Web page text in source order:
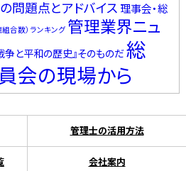
問題点とアドバイス 理事会・総
合数）ランキング 管理業界ニュ
と平和の歴史』そのものだ総
会の現場から
管理士の活用方法
会社案内